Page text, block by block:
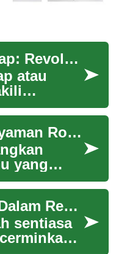
Rumah Pasang Siap: Revolusi Moden dalam Pembinaan Kediaman
atau
Kegemilangan Anyaman Rotan dalam Dekorasi Rumah Kontemporari
yang
kerusi
oleh
...
Pendekatan Baru Dalam Reka Bentuk Rumah
sentiasa